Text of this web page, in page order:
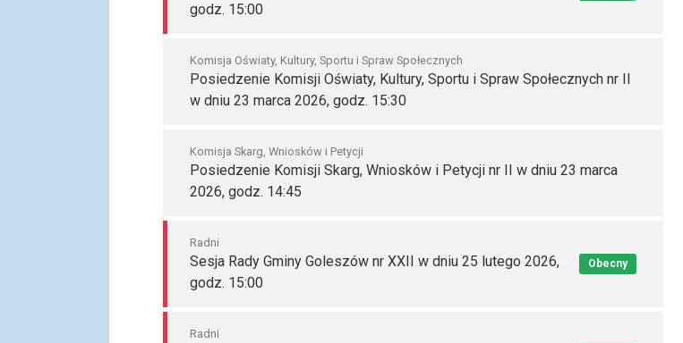
godz. 15:00
Komisja Oświaty, Kultury, Sportu i Spraw Społecznych
Posiedzenie Komisji Oświaty, Kultury, Sportu i Spraw Społecznych nr II
w dniu 23 marca 2026, godz. 15:30
Komisja Skarg, Wniosków i Petycji
Posiedzenie Komisji Skarg, Wniosków i Petycji nr II w dniu 23 marca
2026, godz. 14:45
Radni
Sesja Rady Gminy Goleszów nr XXII w dniu 25 lutego 2026,
godz. 15:00
Obecny
Radni